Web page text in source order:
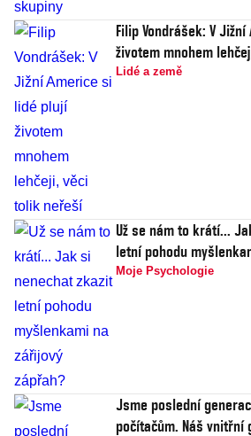
Filip Vondrášek: V
životem mnohem
Lidé a země
Už se nám to krátí...
letní pohodu
Moje Psychologie
Jsme poslední
počítačům. Náš vnitřní